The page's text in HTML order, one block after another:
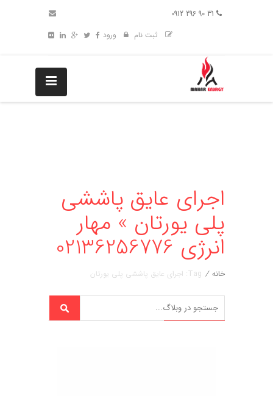
ثبت نام
ورود
اجرای عایق پاششی
پلی یورتان » مهار
انرژی 02136256776
خانه / Tag: اجرای عایق پاششی پلی یورتان